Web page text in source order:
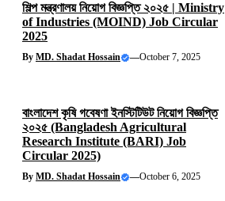
শিল্প মন্ত্রণালয় নিয়োগ বিজ্ঞপ্তি ২০২৫ | Ministry
of Industries (MOIND) Job Circular
2025
By MD. Shadat Hossain —October 7, 2025
বাংলাদেশ কৃষি গবেষণা ইনস্টিটিউট নিয়োগ বিজ্ঞপ্তি
২০২৫ (Bangladesh Agricultural
Research Institute (BARI) Job
Circular 2025)
By MD. Shadat Hossain —October 6, 2025